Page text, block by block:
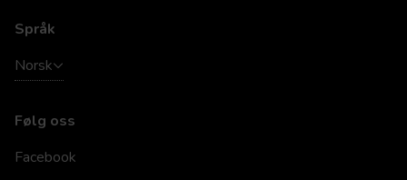
Språk
Norsk
Følg oss
Facebook